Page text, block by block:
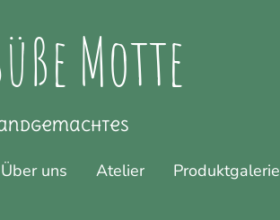
Motte
Über uns Atelier Produktgalerie